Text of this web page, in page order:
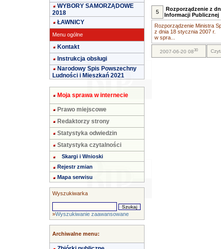
WYBORY SAMORZĄDOWE
2018
ŁAWNICY
Menu ogólne
Kontakt
Instrukcja obsługi
Narodowy Spis Powszechny
Ludności i Mieszkań 2021
Moja sprawa w internecie
Prawo miejscowe
Redaktorzy strony
Statystyka odwiedzin
Statystyka czytalności
Skargi i Wnioski
Rejestr zmian
Mapa serwisu
Wyszukiwarka
»Wyszukiwanie zaawansowane
Archiwalne menu:
5
Rozporządzenie z
Informacji Publicznej
Rozporządzenie Ministra
z dnia 18 stycznia 2007 r.
w spra...
2007-06-20 0830